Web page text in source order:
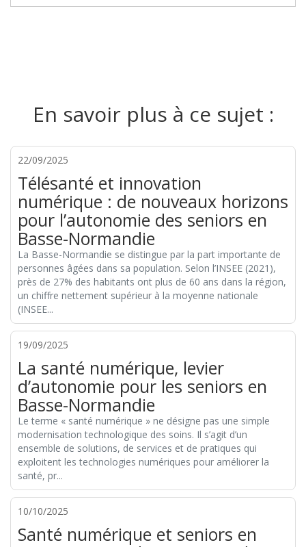
En savoir plus à ce sujet :
22/09/2025
Télésanté et innovation
numérique : de nouveaux horizons
pour l’autonomie des seniors en
Basse-Normandie
La Basse-Normandie se distingue par la part importante de
personnes âgées dans sa population. Selon l’INSEE (2021),
près de 27% des habitants ont plus de 60 ans dans la région,
un chiffre nettement supérieur à la moyenne nationale
(INSEE...
19/09/2025
La santé numérique, levier
d’autonomie pour les seniors en
Basse-Normandie
Le terme « santé numérique » ne désigne pas une simple
modernisation technologique des soins. Il s’agit d’un
ensemble de solutions, de services et de pratiques qui
exploitent les technologies numériques pour améliorer la
santé, pr...
10/10/2025
Santé numérique et seniors en